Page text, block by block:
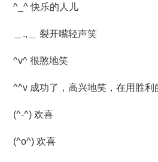
^_^ 快乐的人儿
＿.,＿ 裂开嘴轻声笑
^v^ 很憨地笑
^^v 成功了，高兴地笑，在用胜利
(^-^) 欢喜
(^o^) 欢喜